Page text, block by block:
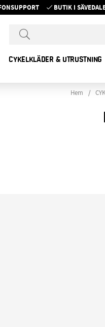
BUTIK I
CYKELKLÄDER & UTRUSTNING
Hem